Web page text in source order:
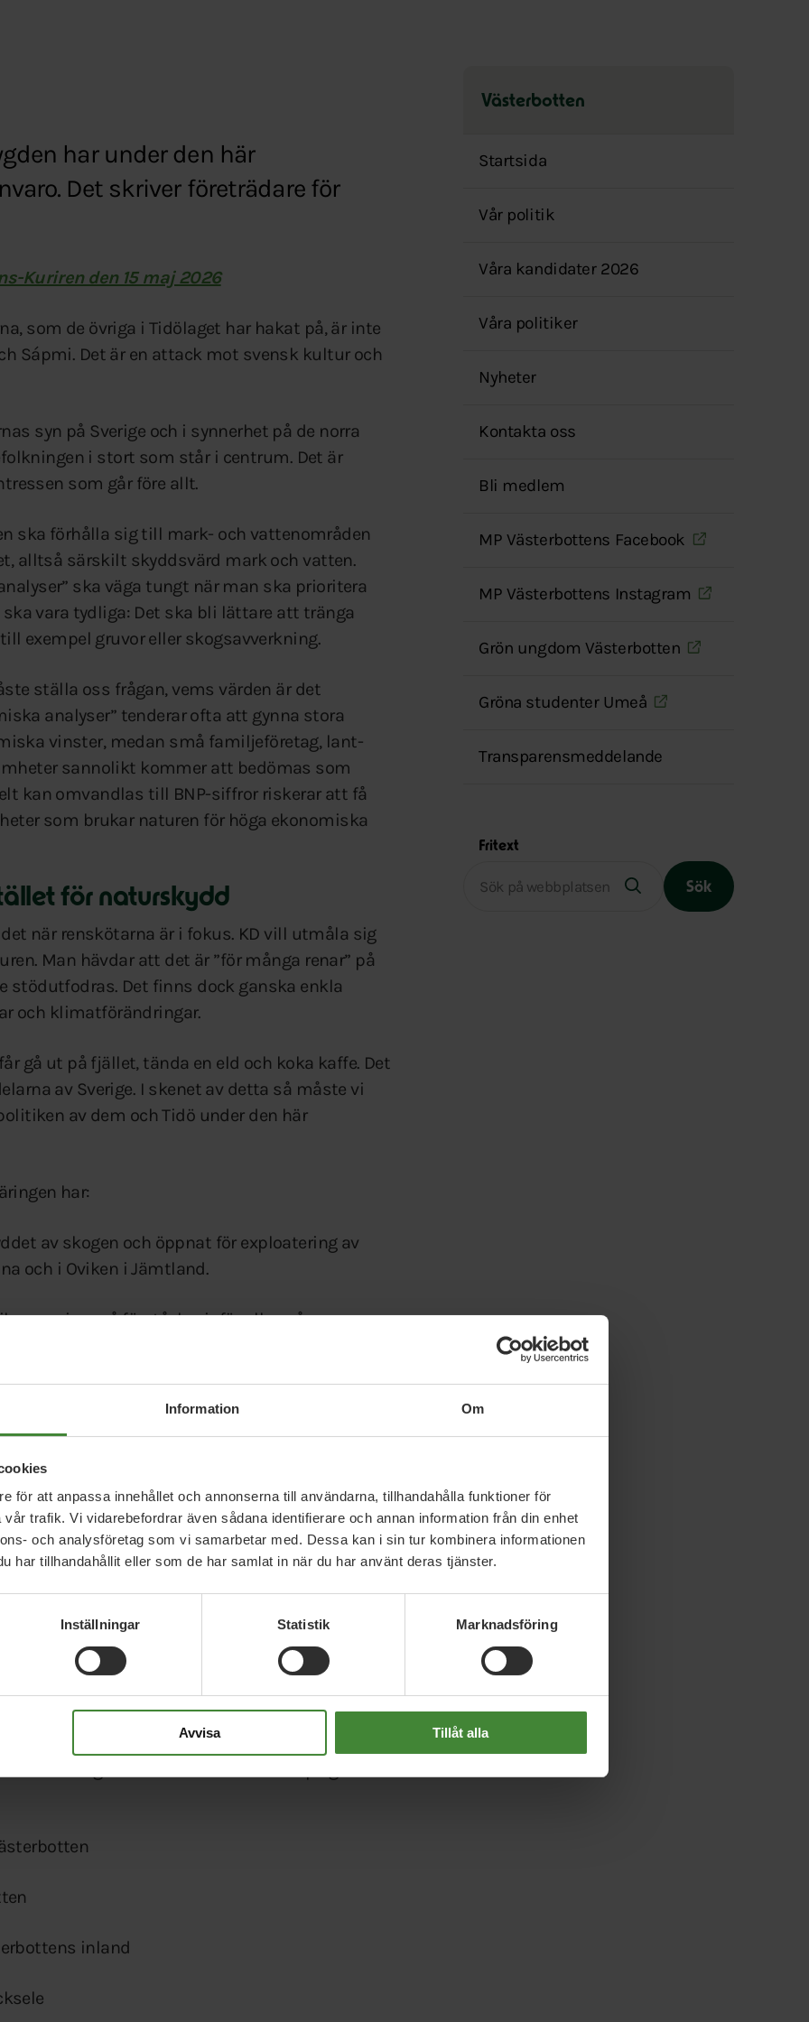
Information Om
för att anpassa innehållet och annonserna till användarna, tillhandahålla funktioner för
trafik. Vi vidarebefordrar även sådana identifierare och annan information från din enhet
och analysföretag som vi samarbetar med. Dessa kan i sin tur kombinera informationen
har tillhandahållit eller som de har samlat in när du har använt deras tjänster.
Inställningar Statistik Marknadsföring
Avvisa Tillåt alla
har under den här
Det skriver företrädare för
Kuriren den 15 maj 2026
som de övriga i Tidölaget har hakat på, är inte
Sápmi. Det är en attack mot svensk kultur och
syn på Sverige och i synnerhet på de norra
i stort som står i centrum. Det är
som går före allt.
ska förhålla sig till mark- och vattenområden
alltså särskilt skyddsvärd mark och vatten.
ska väga tungt när man ska prioritera
vara tydliga: Det ska bli lättare att tränga
exempel gruvor eller skogsavverkning.
ställa oss frågan, vems värden är det
analyser” tenderar ofta att gynna stora
vinster, medan små familjeföretag, lant-
sannolikt kommer att bedömas som
kan omvandlas till BNP-siffror riskerar att få
som brukar naturen för höga ekonomiska
för naturskydd
när renskötarna är i fokus. KD vill utmåla sig
Man hävdar att det är ”för många renar” på
stödutfodras. Det finns dock ganska enkla
och klimatförändringar.
gå ut på fjället, tända en eld och koka kaffe. Det
av Sverige. I skenet av detta så måste vi
av dem och Tidö under den här
har:
av skogen och öppnat för exploatering av
och i Oviken i Jämtland.
som visar på förståelse inför allas våra
lagt fokus på kortsiktiga exploateringar.
vårt dricksvatten och värna vår natur –
varje dag. Där borde regeringens fokus
ta ansvar
den här mandatperiod lyst med sin frånvaro.
den grundläggande servicen urholkas. Inte
resurser härrör just härifrån. Det är lättare att
välfärden. Det är lättare att peka finger än att
vinner på en politik som löser konflikter
landet, inte ställa människor mot varandra.
få en rättvis klimatomställning i hela landet,
Sverige och Västerbotten vinner på grön
inland
Västerbotten
över
menyn
Startsida
Vår politik
Våra kandidater 2026
Våra politiker
Nyheter
Kontakta oss
Bli medlem
MP Västerbottens Facebook
MP Västerbottens Instagram
Grön ungdom Västerbotten
Gröna studenter Umeå
Transparensmeddelande
Fritext
Sök